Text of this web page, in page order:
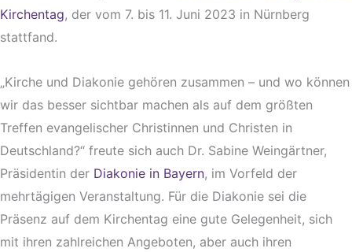
Kirchentag, der vom 7. bis 11. Juni 2023 in Nürnberg
stattfand.
„Kirche und Diakonie gehören zusammen – und wo können
wir das besser sichtbar machen als auf dem größten
Treffen evangelischer Christinnen und Christen in
Deutschland?“ freute sich auch Dr. Sabine Weingärtner,
Präsidentin der Diakonie in Bayern, im Vorfeld der
mehrtägigen Veranstaltung. Für die Diakonie sei die
Präsenz auf dem Kirchentag eine gute Gelegenheit, sich
mit ihren zahlreichen Angeboten, aber auch ihren